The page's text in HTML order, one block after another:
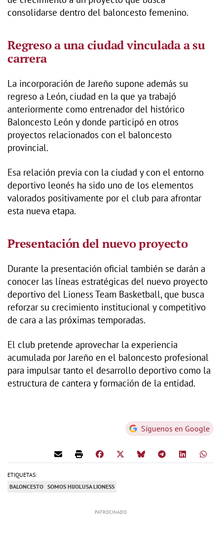
consolidarse dentro del baloncesto femenino.
Regreso a una ciudad vinculada a su
carrera
La incorporación de Jareño supone además su
regreso a León, ciudad en la que ya trabajó
anteriormente como entrenador del histórico
Baloncesto León y donde participó en otros
proyectos relacionados con el baloncesto
provincial.
Esa relación previa con la ciudad y con el entorno
deportivo leonés ha sido uno de los elementos
valorados positivamente por el club para afrontar
esta nueva etapa.
Presentación del nuevo proyecto
Durante la presentación oficial también se darán a
conocer las líneas estratégicas del nuevo proyecto
deportivo del Lioness Team Basketball, que busca
reforzar su crecimiento institucional y competitivo
de cara a las próximas temporadas.
El club pretende aprovechar la experiencia
acumulada por Jareño en el baloncesto profesional
para impulsar tanto el desarrollo deportivo como la
estructura de cantera y formación de la entidad.
Síguenos en Google
ETIQUETAS:
BALONCESTO SOMOS HIJOLUSA LIONESS